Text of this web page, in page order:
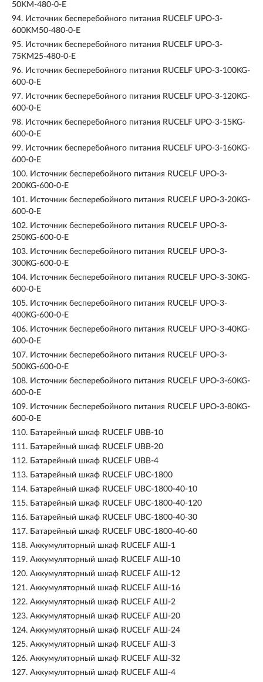
50KМ-480-0-E
94. Источник бесперебойного питания RUCELF UPO-3-
600KМ50-480-0-E
95. Источник бесперебойного питания RUCELF UPO-3-
75KM25-480-0-E
96. Источник бесперебойного питания RUCELF UPO-3-100KG-
600-0-E
97. Источник бесперебойного питания RUCELF UPO-3-120KG-
600-0-E
98. Источник бесперебойного питания RUCELF UPO-3-15KG-
600-0-E
99. Источник бесперебойного питания RUCELF UPO-3-160KG-
600-0-E
100. Источник бесперебойного питания RUCELF UPO-3-
200KG-600-0-E
101. Источник бесперебойного питания RUCELF UPO-3-20KG-
600-0-E
102. Источник бесперебойного питания RUCELF UPO-3-
250KG-600-0-E
103. Источник бесперебойного питания RUCELF UPO-3-
300KG-600-0-E
104. Источник бесперебойного питания RUCELF UPO-3-30KG-
600-0-E
105. Источник бесперебойного питания RUCELF UPO-3-
400KG-600-0-E
106. Источник бесперебойного питания RUCELF UPO-3-40KG-
600-0-E
107. Источник бесперебойного питания RUCELF UPO-3-
500KG-600-0-E
108. Источник бесперебойного питания RUCELF UPO-3-60KG-
600-0-E
109. Источник бесперебойного питания RUCELF UPO-3-80KG-
600-0-E
110. Батарейный шкаф RUCELF UBB-10
111. Батарейный шкаф RUCELF UBB-20
112. Батарейный шкаф RUCELF UBB-4
113. Батарейный шкаф RUCELF UBC-1800
114. Батарейный шкаф RUCELF UBC-1800-40-10
115. Батарейный шкаф RUCELF UBC-1800-40-120
116. Батарейный шкаф RUCELF UBC-1800-40-30
117. Батарейный шкаф RUCELF UBC-1800-40-60
118. Аккумуляторный шкаф RUCELF АШ-1
119. Аккумуляторный шкаф RUCELF АШ-10
120. Аккумуляторный шкаф RUCELF АШ-12
121. Аккумуляторный шкаф RUCELF АШ-16
122. Аккумуляторный шкаф RUCELF АШ-2
123. Аккумуляторный шкаф RUCELF АШ-20
124. Аккумуляторный шкаф RUCELF АШ-24
125. Аккумуляторный шкаф RUCELF АШ-3
126. Аккумуляторный шкаф RUCELF АШ-32
127. Аккумуляторный шкаф RUCELF АШ-4